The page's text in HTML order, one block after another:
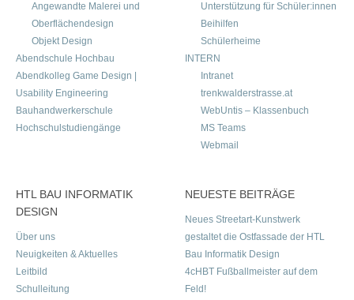
Angewandte Malerei und
Oberflächendesign
Objekt Design
Abendschule Hochbau
Abendkolleg Game Design |
Usability Engineering
Bauhandwerkerschule
Hochschulstudiengänge
Unterstützung für Schüler:innen
Beihilfen
Schülerheime
INTERN
Intranet
trenkwalderstrasse.at
WebUntis – Klassenbuch
MS Teams
Webmail
HTL BAU INFORMATIK
DESIGN
Über uns
Neuigkeiten & Aktuelles
Leitbild
Schulleitung
NEUESTE BEITRÄGE
Neues Streetart-Kunstwerk
gestaltet die Ostfassade der HTL
Bau Informatik Design
4cHBT Fußballmeister auf dem
Feld!